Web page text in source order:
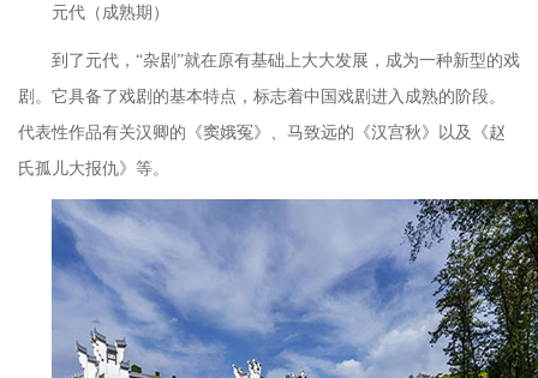
元代（成熟期）
到了元代， “杂剧”就在原有基础上大大发展，成为一种新型的戏
剧。它具备了戏剧的基本特点，标志着中国戏剧进入成熟的阶段。
代表性作品有关汉卿的《窦娥冤》、马致远的《汉宫秋》以及《赵
氏孤儿大报仇》等。